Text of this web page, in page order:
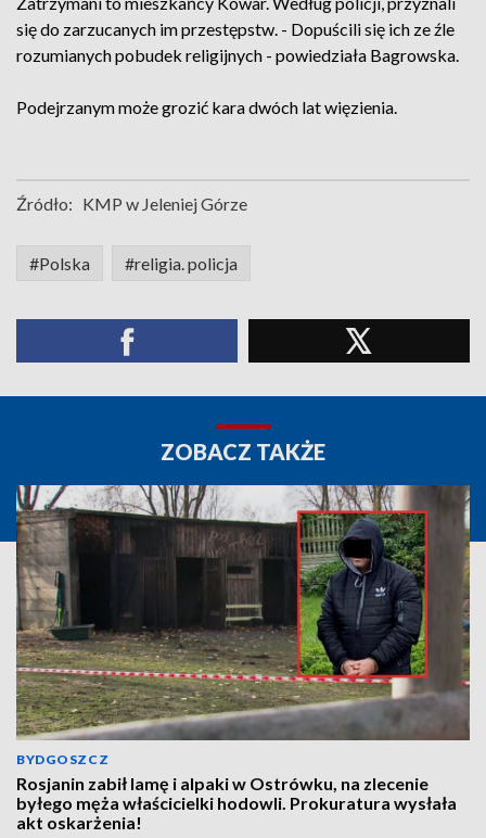
się do zarzucanych im przestępstw. - Dopuścili się ich ze źle
rozumianych pobudek religijnych - powiedziała Bagrowska.
Podejrzanym może grozić kara dwóch lat więzienia.
Źródło: KMP w Jeleniej Górze
#Polska #religia. policja
ZOBACZ TAKŻE
BYDGOSZCZ
Rosjanin zabił lamę i alpaki w Ostrówku, na zlecenie
byłego męża właścicielki hodowli. Prokuratura wysłała
akt oskarżenia!